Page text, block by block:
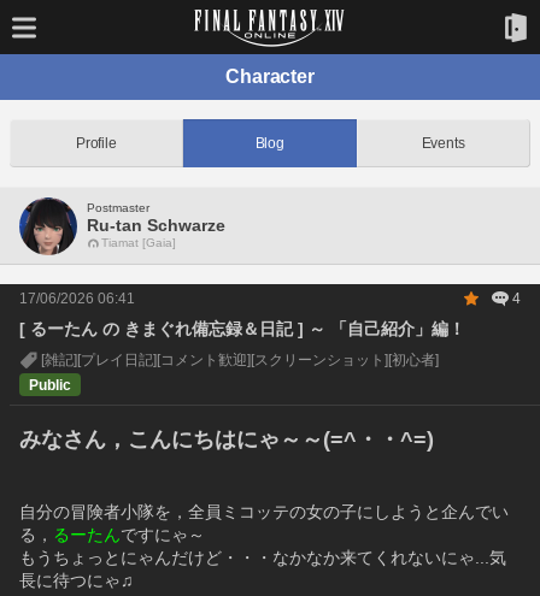
Character
Profile Blog Events
Postmaster
Ru-tan Schwarze
Tiamat [Gaia]
17/06/2026 06:41 4
[ るーたん の きまぐれ備忘録＆日記 ] ～ 「自己紹介」編！
[雑記] [プレイ日記] [コメント歓迎] [スクリーンショット] [初心者]
Public
みなさん，こんにちはにゃ～～(=^・・^=)
自分の冒険者小隊を，全員ミコッテの女の子にしようと企んでい
る， るーたんですにゃ～
もうちょっとにゃんだけど・・・なかなか来てくれないにゃ...気
長に待つにゃ♫